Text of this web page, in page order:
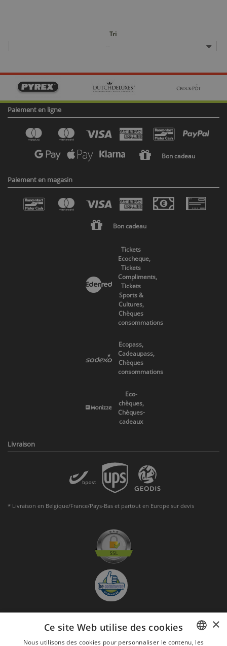
Tri
--
Paiement en ligne
Bon cadeau
Paiement en magasin
Bon cadeau
Tickets
Ecocheque,
Tickets
Compliments,
Tickets
Sports &
Cultures,
Chèques
consommations
Ecopass,
Cadeaupass,
Chèques
consommations
Eco-
chèques,
Chèques-
cadeaux
Livraison
* Livraison en Belgique/France/Pays-Bas et partout en Europe sur devis
S'abonner à la Newsletter
×
Ce site Web utilise des cookies
Nous utilisons des cookies pour personnaliser le contenu, les